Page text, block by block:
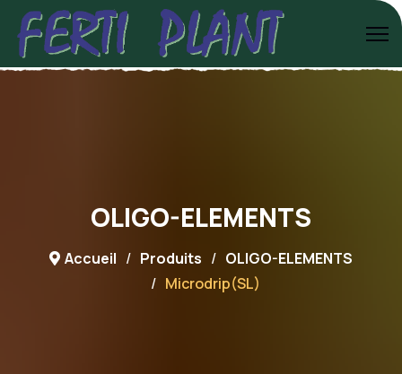
OLIGO-ELEMENTS
Accueil Produits
OLIGO-ELEMENTS
Microdrip(SL)